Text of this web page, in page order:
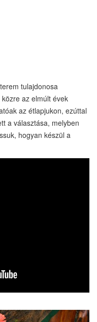
tulajdonosa
az elmúlt évek
az étlapjukon, ezúttal
a választása, melyben
hogyan készül a